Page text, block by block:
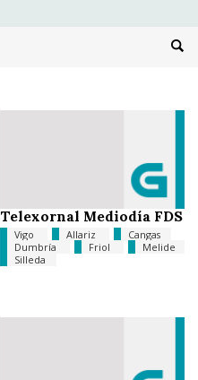
Telexornal Mediodía FDS
Vigo Allariz
Cangas
Dumbría
Friol
Melide
Silleda